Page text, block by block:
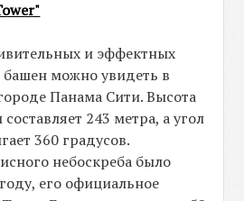
и эффектных
можно увидеть в
Панама Сити. Высота
243 метра, а угол
360 градусов.
небоскреба было
его официальное